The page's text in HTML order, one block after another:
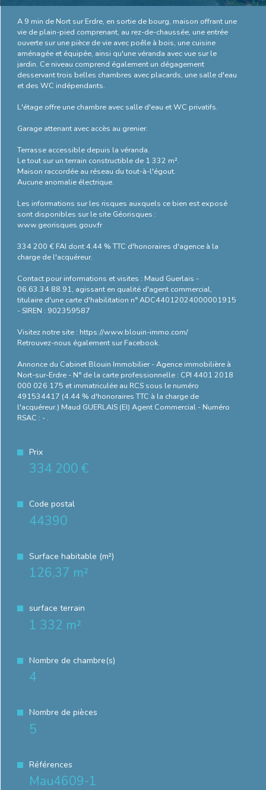
copropriété
Bilan
énergétique
A 9 min de Nort sur Erdre, en sortie de bourg, maison offrant une
vie de plain-pied comprenant, au rez-de-chaussée, une entrée
ouverte sur une pièce de vie avec poêle à bois, une cuisine
aménagée et équipée, ainsi qu'une véranda avec vue sur le
jardin. Ce niveau comprend également un dégagement
desservant trois belles chambres avec placards, une salle d'eau
et des WC indépendants.
L'étage offre une chambre avec salle d'eau et WC privatifs.
Garage attenant avec accès au grenier.
Terrasse accessible depuis la véranda.
Le tout sur un terrain constructible de 1 332 m².
Maison raccordée au réseau du tout-à-l'égout.
Aucune anomalie électrique.
Les informations sur les risques auxquels ce bien est exposé
sont disponibles sur le site Géorisques :
www.georisques.gouv.fr
334 200 € FAI dont 4.44 % TTC d'honoraires d'agence à la
charge de l'acquéreur.
Contact pour informations et visites : Maud Guerlais -
06.63.34.88.91, agissant en qualité d'agent commercial,
titulaire d'une carte d'habilitation n° ADC44012024000001915
- SIREN : 902359587
Visitez notre site : https://www.blouin-immo.com/
Retrouvez-nous également sur Facebook.
Annonce du Cabinet Blouin Immobilier - Agence immobilière à
Nort-sur-Erdre - N° de la carte professionnelle : CPI 4401 2018
000 026 175 et immatriculée au RCS sous le numéro
491534417 (4.44 % d'honoraires TTC à la charge de
l'acquéreur.) Maud GUERLAIS (EI) Agent Commercial - Numéro
RSAC : - .
Prix
334 200 €
Code postal
44390
Surface habitable (m²)
126,37 m²
surface terrain
1 332 m²
Nombre de chambre(s)
4
Nombre de pièces
5
Références
Mau4609-1